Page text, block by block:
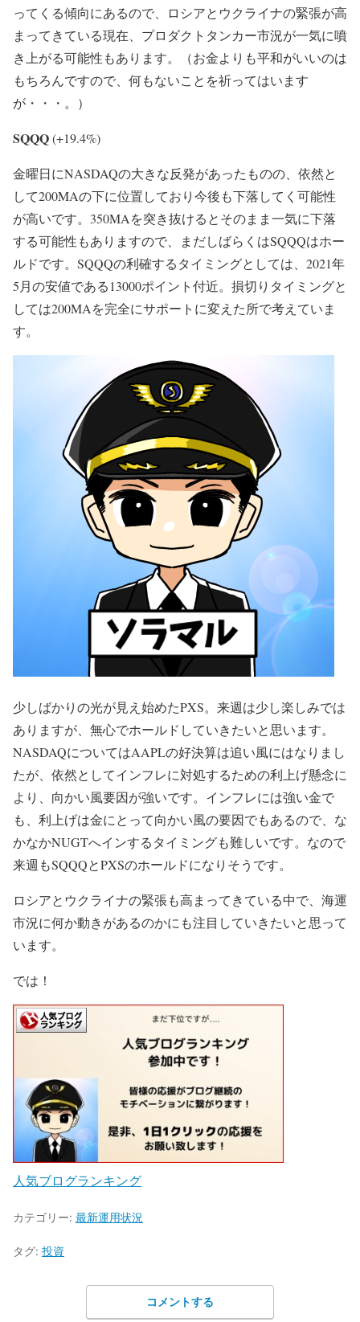
ってくる傾向にあるので、ロシアとウクライナの緊張が高
まってきている現在、プロダクトタンカー市況が一気に噴
き上がる可能性もあります。（お金よりも平和がいいのは
もちろんですので、何もないことを祈ってはいます
が・・・。）
SQQQ(+19.4%)
金曜日にNASDAQの大きな反発があったものの、依然と
して200MAの下に位置しており今後も下落してく可能性
が高いです。350MAを突き抜けるとそのまま一気に下落
する可能性もありますので、まだしばらくはSQQQはホー
ルドです。SQQQの利確するタイミングとしては、2021年
5月の安値である13000ポイント付近。損切りタイミングと
しては200MAを完全にサポートに変えた所で考えていま
す。
少しばかりの光が見え始めたPXS。来週は少し楽しみでは
ありますが、無心でホールドしていきたいと思います。
NASDAQについてはAAPLの好決算は追い風にはなりまし
たが、依然としてインフレに対処するための利上げ懸念に
より、向かい風要因が強いです。インフレには強い金で
も、利上げは金にとって向かい風の要因でもあるので、な
かなかNUGTへインするタイミングも難しいです。なので
来週もSQQQとPXSのホールドになりそうです。
ロシアとウクライナの緊張も高まってきている中で、海運
市況に何か動きがあるのかにも注目していきたいと思って
います。
では！
人気ブログランキング
カテゴリー: 最新運用状況
タグ: 投資
コメントする